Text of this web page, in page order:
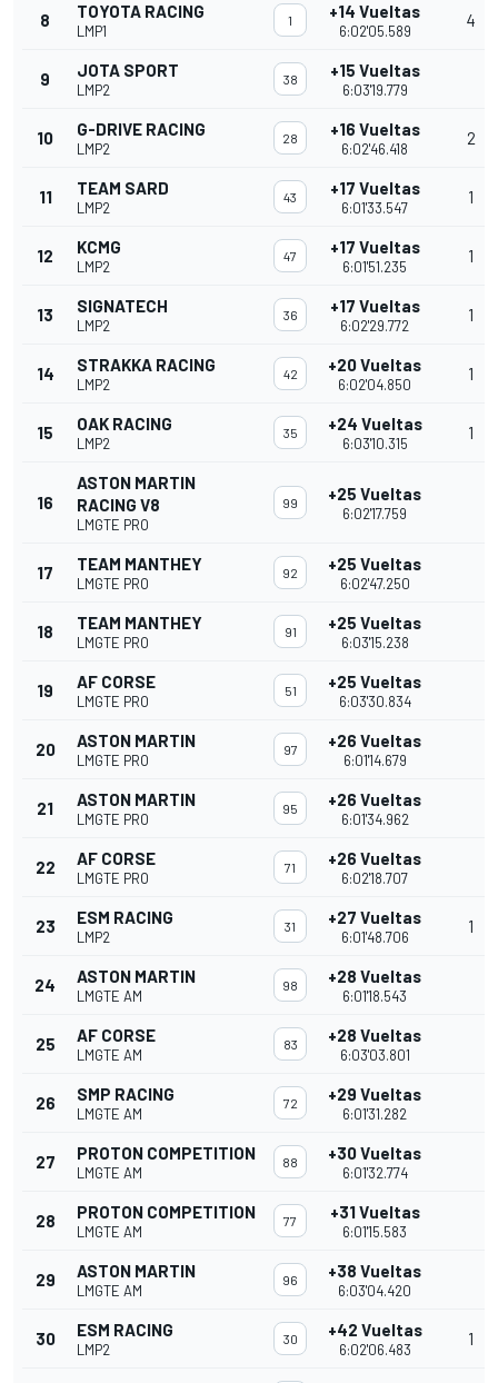
8 TOYOTA RACING
LMP1
1 +14 Vueltas
6:02'05.589
4
9 JOTA SPORT
LMP2
38 +15 Vueltas
6:03'19.779
10 G-DRIVE RACING
LMP2
28 +16 Vueltas
6:02'46.418
2
11 TEAM SARD
LMP2
43 +17 Vueltas
6:01'33.547
1
12 KCMG
LMP2
47 +17 Vueltas
6:01'51.235
1
13 SIGNATECH
LMP2
36 +17 Vueltas
6:02'29.772
1
14 STRAKKA RACING
LMP2
42 +20 Vueltas
6:02'04.850
1
15 OAK RACING
LMP2
35 +24 Vueltas
6:03'10.315
1
16
ASTON MARTIN
RACING V8
LMGTE PRO
99 +25 Vueltas
6:02'17.759
17 TEAM MANTHEY
LMGTE PRO
92 +25 Vueltas
6:02'47.250
18 TEAM MANTHEY
LMGTE PRO
91 +25 Vueltas
6:03'15.238
19 AF CORSE
LMGTE PRO
51 +25 Vueltas
6:03'30.834
20 ASTON MARTIN
LMGTE PRO
97 +26 Vueltas
6:01'14.679
21 ASTON MARTIN
LMGTE PRO
95 +26 Vueltas
6:01'34.962
22 AF CORSE
LMGTE PRO
71 +26 Vueltas
6:02'18.707
23 ESM RACING
LMP2
31 +27 Vueltas
6:01'48.706
1
24 ASTON MARTIN
LMGTE AM
98 +28 Vueltas
6:01'18.543
25 AF CORSE
LMGTE AM
83 +28 Vueltas
6:03'03.801
26 SMP RACING
LMGTE AM
72 +29 Vueltas
6:01'31.282
27 PROTON COMPETITION
LMGTE AM
88 +30 Vueltas
6:01'32.774
28 PROTON COMPETITION
LMGTE AM
77 +31 Vueltas
6:01'15.583
29 ASTON MARTIN
LMGTE AM
96 +38 Vueltas
6:03'04.420
30 ESM RACING
LMP2
30 +42 Vueltas
6:02'06.483
1